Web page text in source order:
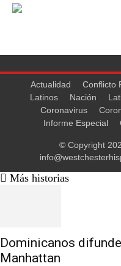
Actualidad Conflicto
Latinos
Nación
Coronavirus
Informe Especial
© Copyright
Más historias
Dominicanos
Manhattan